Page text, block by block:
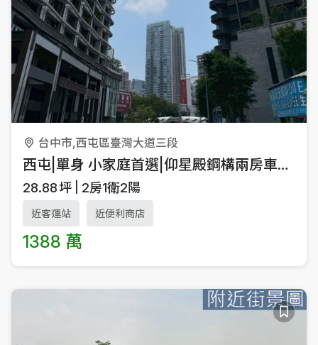
台中市,西屯區臺灣大道三段
西屯|單身 小家庭首選|仰星殿鋼構兩房車位宅
28.88坪 2房1衛2陽
近客運站 近便利商店
1388 萬